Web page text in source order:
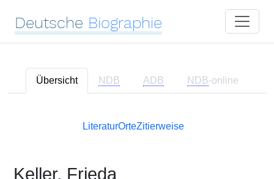
Deutsche Biographie
Übersicht NDB ADB NDB-online
LiteraturOrteZitierweise
Keller, Frieda